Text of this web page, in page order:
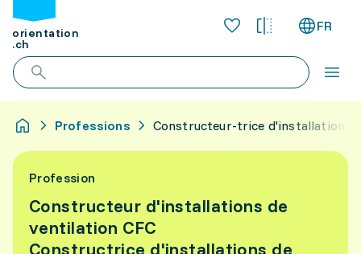
orientation
.ch
FR
Professions Constructeur-trice d'installations
Profession
Constructeur d'installations de
ventilation CFC
Constructrice d'installations de